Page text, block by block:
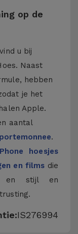
op de
u bij
Naast
hebben
je het
Apple.
aantal
.
hoesjes
en films die
en stijl en
IS276994